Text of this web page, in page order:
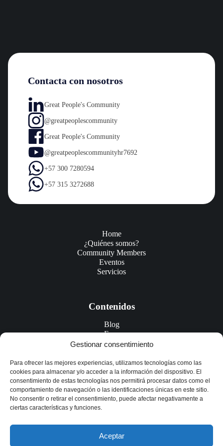
Gestionar consentimiento
Para ofrecer las mejores experiencias, utilizamos tecnologías como las
cookies para almacenar y/o acceder a la información del dispositivo. El
consentimiento de estas tecnologías nos permitirá procesar datos como el
comportamiento de navegación o las identificaciones únicas en este sitio.
No consentir o retirar el consentimiento, puede afectar negativamente a
ciertas características y funciones.
Aceptar
Home
¿Quiénes somos?
Community Members
Eventos
Servicios
Contenidos
Blog
Foro
E-books
Contacta con nosotros
Great People's Community
@greatpeoplescommunity
Great People's Community
@greatpeoplescommunityhr7692
+57 300 7280594
+57 315 3272688